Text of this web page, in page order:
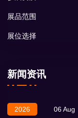
展品范围
展位选择
新闻资讯
2026 06 Aug